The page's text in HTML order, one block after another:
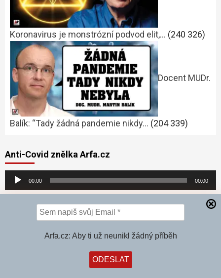
Arfa.cz: Aby ti už neunikl žádný příběh
Koronavirus je monstrózní podvod elit,… (240 326)
Docent MUDr.
Balík: “Tady žádná pandemie nikdy… (204 339)
Anti-Covid znělka Arfa.cz
Audio
přehrávač
00:00 00:00